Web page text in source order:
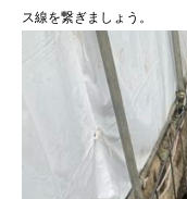
ス線を繋ぎましょう。